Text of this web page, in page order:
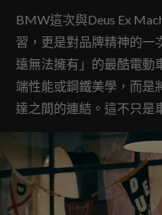
BMW這次與Deus Ex
習，更是對品牌精神的一
遠無法擁有」的最酷電動
端性能或鋼鐵美學，而是
達之間的連結。這不只是